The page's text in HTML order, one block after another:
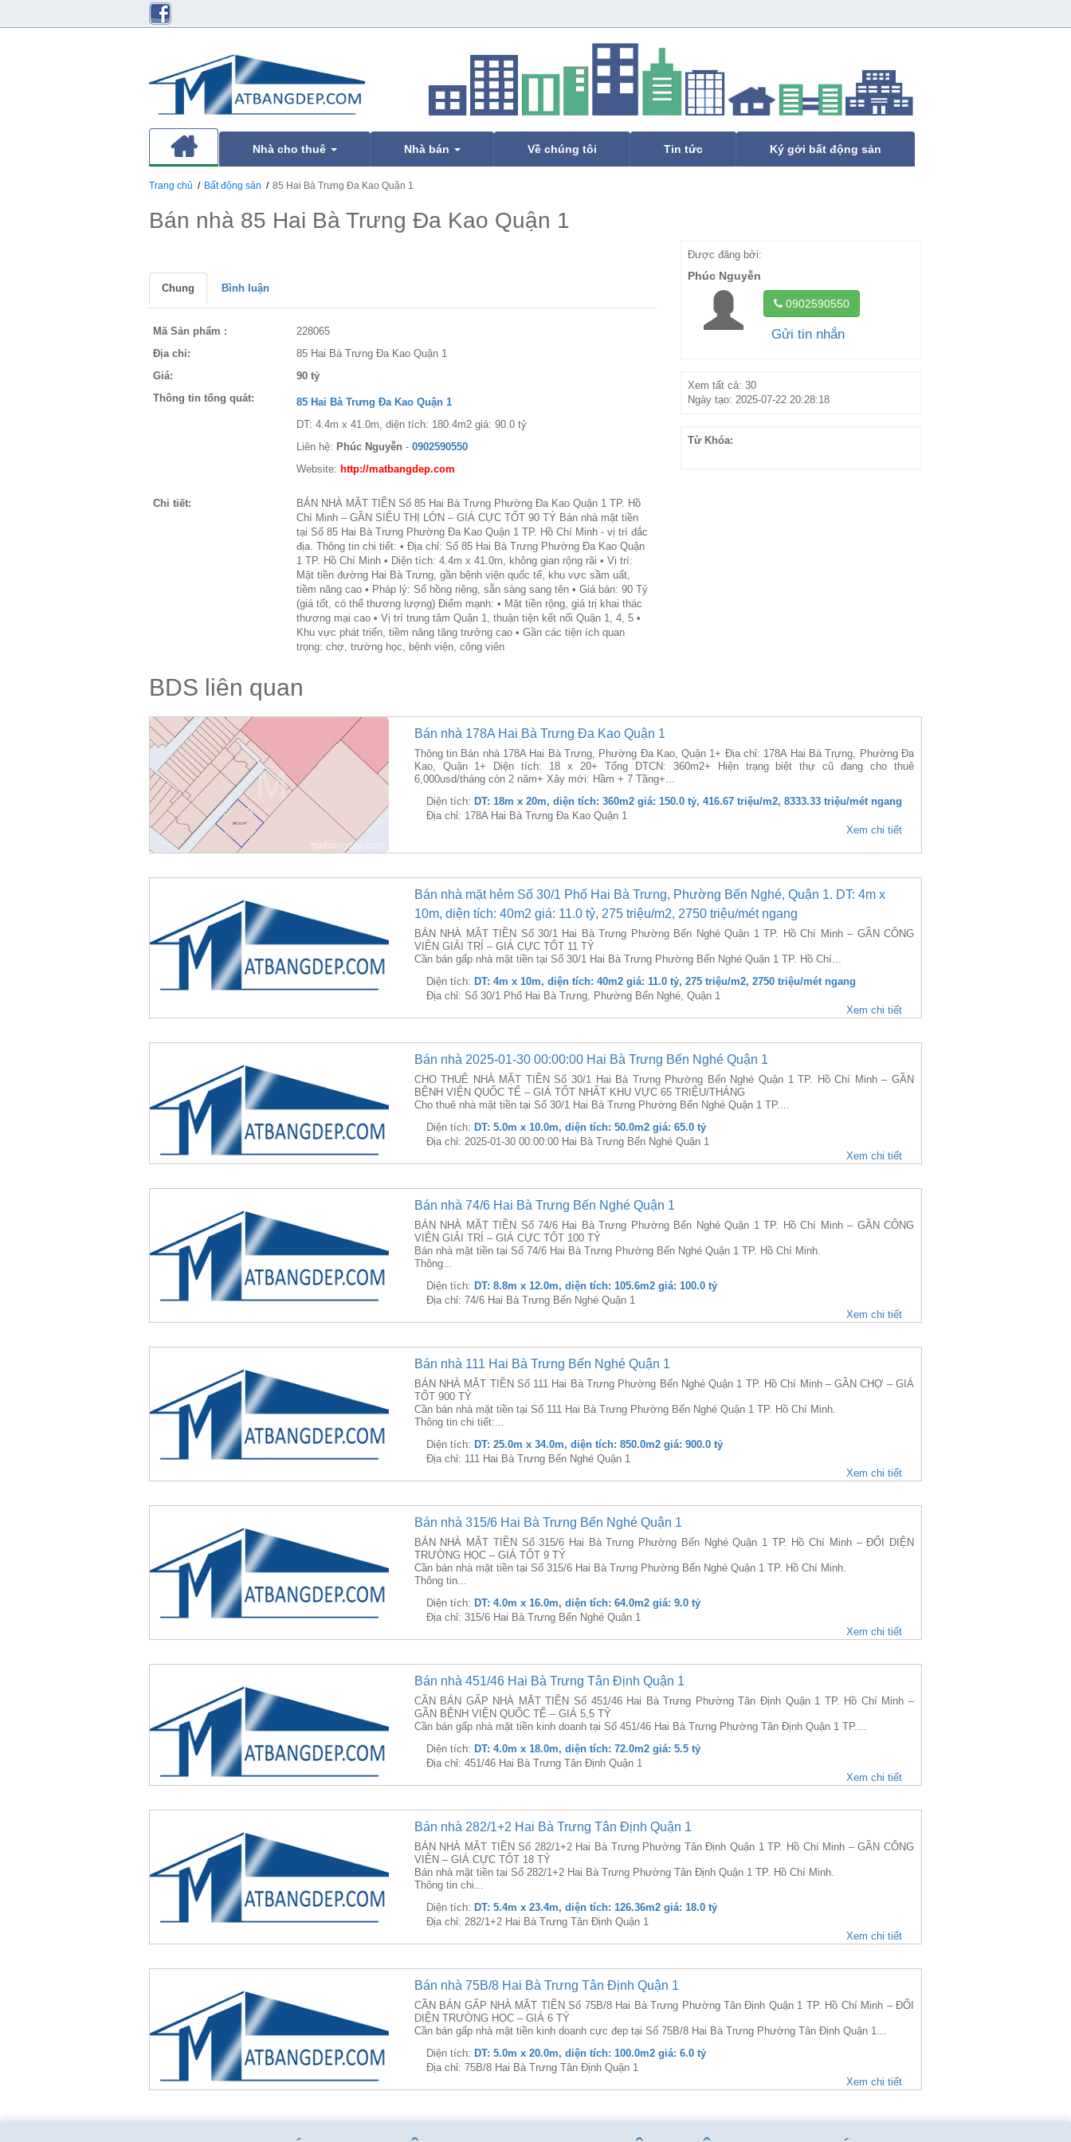
Nhà cho thuê Nhà bán Về chúng tôi Tin tức Ký gởi bất động sản
Trang chủ Bất động sản 85 Hai Bà Trưng Đa Kao Quận 1
Bán nhà 85 Hai Bà Trưng Đa Kao Quận 1
Chung Bình luận
Mã Sản phẩm :
228065
Địa chỉ:
85 Hai Bà Trưng Đa Kao Quận 1
Giá:
90 tỷ
Thông tin tổng quát:
85 Hai Bà Trưng Đa Kao Quận 1
DT: 4.4m x 41.0m, diện tích: 180.4m2 giá: 90.0 tỷ
Liên hệ: Phúc Nguyễn - 0902590550
Website: http://matbangdep.com
Chi tiết:
BÁN NHÀ MẶT TIỀN Số 85 Hai Bà Trưng Phường Đa Kao Quận 1 TP. Hồ
Chí Minh – GẦN SIÊU THỊ LỚN – GIÁ CỰC TỐT 90 TỶ Bán nhà mặt tiền
tại Số 85 Hai Bà Trưng Phường Đa Kao Quận 1 TP. Hồ Chí Minh - vị trí đắc
địa. Thông tin chi tiết: • Địa chỉ: Số 85 Hai Bà Trưng Phường Đa Kao Quận
1 TP. Hồ Chí Minh • Diện tích: 4.4m x 41.0m, không gian rộng rãi • Vị trí:
Mặt tiền đường Hai Bà Trưng, gần bệnh viện quốc tế, khu vực sầm uất,
tiềm năng cao • Pháp lý: Sổ hồng riêng, sẵn sàng sang tên • Giá bán: 90 Tỷ
(giá tốt, có thể thương lượng) Điểm mạnh: • Mặt tiền rộng, giá trị khai thác
thương mại cao • Vị trí trung tâm Quận 1, thuận tiện kết nối Quận 1, 4, 5 •
Khu vực phát triển, tiềm năng tăng trưởng cao • Gần các tiện ích quan
trọng: chợ, trường học, bệnh viện, công viên
Được đăng bởi:
Phúc Nguyễn
0902590550
Gửi tin nhắn
Xem tất cả: 30
Ngày tạo: 2025-07-22 20:28:18
Từ Khóa:
BDS liên quan
Bán nhà 178A Hai Bà Trưng Đa Kao Quận 1
Thông tin Bán nhà 178A Hai Bà Trưng, Phường Đa Kao, Quận 1+ Địa chỉ: 178A Hai Bà Trưng, Phường Đa
Kao, Quận 1+ Diện tích: 18 x 20+ Tổng DTCN: 360m2+ Hiện trạng biệt thự cũ đang cho thuê
6,000usd/tháng còn 2 năm+ Xây mới: Hầm + 7 Tầng+...
Diện tích: DT: 18m x 20m, diện tích: 360m2 giá: 150.0 tỷ, 416.67 triệu/m2, 8333.33 triệu/mét ngang
Địa chỉ: 178A Hai Bà Trưng Đa Kao Quận 1
Xem chi tiết
Bán nhà mặt hẻm Số 30/1 Phố Hai Bà Trưng, Phường Bến Nghé, Quận 1. DT: 4m x
10m, diện tích: 40m2 giá: 11.0 tỷ, 275 triệu/m2, 2750 triệu/mét ngang
BÁN NHÀ MẶT TIỀN Số 30/1 Hai Bà Trưng Phường Bến Nghé Quận 1 TP. Hồ Chí Minh – GẦN CÔNG
VIÊN GIẢI TRÍ – GIÁ CỰC TỐT 11 TỶ
Cần bán gấp nhà mặt tiền tại Số 30/1 Hai Bà Trưng Phường Bến Nghé Quận 1 TP. Hồ Chí...
Diện tích: DT: 4m x 10m, diện tích: 40m2 giá: 11.0 tỷ, 275 triệu/m2, 2750 triệu/mét ngang
Địa chỉ: Số 30/1 Phố Hai Bà Trưng, Phường Bến Nghé, Quận 1
Xem chi tiết
Bán nhà 2025-01-30 00:00:00 Hai Bà Trưng Bến Nghé Quận 1
CHO THUÊ NHÀ MẶT TIỀN Số 30/1 Hai Bà Trưng Phường Bến Nghé Quận 1 TP. Hồ Chí Minh – GẦN
BỆNH VIỆN QUỐC TẾ – GIÁ TỐT NHẤT KHU VỰC 65 TRIỆU/THÁNG
Cho thuê nhà mặt tiền tại Số 30/1 Hai Bà Trưng Phường Bến Nghé Quận 1 TP....
Diện tích: DT: 5.0m x 10.0m, diện tích: 50.0m2 giá: 65.0 tỷ
Địa chỉ: 2025-01-30 00:00:00 Hai Bà Trưng Bến Nghé Quận 1
Xem chi tiết
Bán nhà 74/6 Hai Bà Trưng Bến Nghé Quận 1
BÁN NHÀ MẶT TIỀN Số 74/6 Hai Bà Trưng Phường Bến Nghé Quận 1 TP. Hồ Chí Minh – GẦN CÔNG
VIÊN GIẢI TRÍ – GIÁ CỰC TỐT 100 TỶ
Bán nhà mặt tiền tại Số 74/6 Hai Bà Trưng Phường Bến Nghé Quận 1 TP. Hồ Chí Minh.
Thông...
Diện tích: DT: 8.8m x 12.0m, diện tích: 105.6m2 giá: 100.0 tỷ
Địa chỉ: 74/6 Hai Bà Trưng Bến Nghé Quận 1
Xem chi tiết
Bán nhà 111 Hai Bà Trưng Bến Nghé Quận 1
BÁN NHÀ MẶT TIỀN Số 111 Hai Bà Trưng Phường Bến Nghé Quận 1 TP. Hồ Chí Minh – GẦN CHỢ – GIÁ
TỐT 900 TỶ
Cần bán nhà mặt tiền tại Số 111 Hai Bà Trưng Phường Bến Nghé Quận 1 TP. Hồ Chí Minh.
Thông tin chi tiết:...
Diện tích: DT: 25.0m x 34.0m, diện tích: 850.0m2 giá: 900.0 tỷ
Địa chỉ: 111 Hai Bà Trưng Bến Nghé Quận 1
Xem chi tiết
Bán nhà 315/6 Hai Bà Trưng Bến Nghé Quận 1
BÁN NHÀ MẶT TIỀN Số 315/6 Hai Bà Trưng Phường Bến Nghé Quận 1 TP. Hồ Chí Minh – ĐỐI DIỆN
TRƯỜNG HỌC – GIÁ TỐT 9 TỶ
Cần bán nhà mặt tiền tại Số 315/6 Hai Bà Trưng Phường Bến Nghé Quận 1 TP. Hồ Chí Minh.
Thông tin...
Diện tích: DT: 4.0m x 16.0m, diện tích: 64.0m2 giá: 9.0 tỷ
Địa chỉ: 315/6 Hai Bà Trưng Bến Nghé Quận 1
Xem chi tiết
Bán nhà 451/46 Hai Bà Trưng Tân Định Quận 1
CẦN BÁN GẤP NHÀ MẶT TIỀN Số 451/46 Hai Bà Trưng Phường Tân Định Quận 1 TP. Hồ Chí Minh –
GẦN BỆNH VIỆN QUỐC TẾ – GIÁ 5,5 TỶ
Cần bán gấp nhà mặt tiền kinh doanh tại Số 451/46 Hai Bà Trưng Phường Tân Định Quận 1 TP....
Diện tích: DT: 4.0m x 18.0m, diện tích: 72.0m2 giá: 5.5 tỷ
Địa chỉ: 451/46 Hai Bà Trưng Tân Định Quận 1
Xem chi tiết
Bán nhà 282/1+2 Hai Bà Trưng Tân Định Quận 1
BÁN NHÀ MẶT TIỀN Số 282/1+2 Hai Bà Trưng Phường Tân Định Quận 1 TP. Hồ Chí Minh – GẦN CÔNG
VIÊN – GIÁ CỰC TỐT 18 TỶ
Bán nhà mặt tiền tại Số 282/1+2 Hai Bà Trưng Phường Tân Định Quận 1 TP. Hồ Chí Minh.
Thông tin chi...
Diện tích: DT: 5.4m x 23.4m, diện tích: 126.36m2 giá: 18.0 tỷ
Địa chỉ: 282/1+2 Hai Bà Trưng Tân Định Quận 1
Xem chi tiết
Bán nhà 75B/8 Hai Bà Trưng Tân Định Quận 1
CẦN BÁN GẤP NHÀ MẶT TIỀN Số 75B/8 Hai Bà Trưng Phường Tân Định Quận 1 TP. Hồ Chí Minh – ĐỐI
DIỆN TRƯỜNG HỌC – GIÁ 6 TỶ
Cần bán gấp nhà mặt tiền kinh doanh cực đẹp tại Số 75B/8 Hai Bà Trưng Phường Tân Định Quận 1...
Diện tích: DT: 5.0m x 20.0m, diện tích: 100.0m2 giá: 6.0 tỷ
Địa chỉ: 75B/8 Hai Bà Trưng Tân Định Quận 1
Xem chi tiết